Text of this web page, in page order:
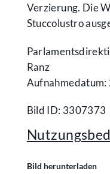
Verzierung. Die
Stuccolustro
Ranz
Bild ID: 3307373
Bild herunterladen